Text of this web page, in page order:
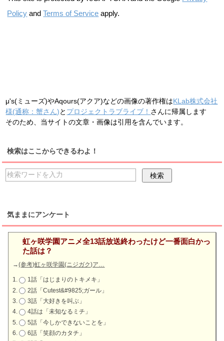
Policy andTerms of Service apply.
μ's(ミューズ)やAqours(アクア)などの画像の著作権はKLab株式会社
様(通称：蟹さん)と プロジェクトラブライブ！ さんに帰属します
そのため、当サイトの文章・画像は引用を含んでいます。
検索はここからできるわよ！
気ままにアンケート
虹ヶ咲学園アニメ全13話放送終わったけど一番面白かっ
た話は？
→(参考)虹ヶ咲学園(ニジガク)ア…
1話「はじまりのトキメキ」
2話「Cutest&#9825;ガール」
3話「大好きを叫ぶ」
4話は「未知なるミチ」
5話「今しかできないことを」
6話「笑顔のカタチ」